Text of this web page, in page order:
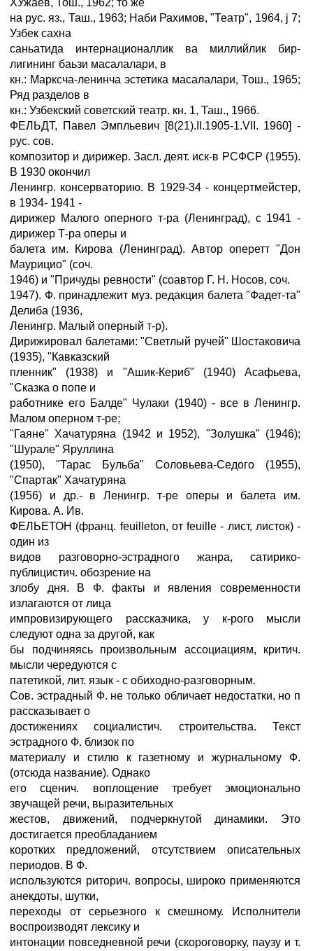
ХУжаев, Тош., 1962; то же
на рус. яз., Таш., 1963; Наби Рахимов, "Театр", 1964, ј 7;
Узбек сахна
саньатида интернационаллик ва миллийлик бир-
лигининг баьзи масалалари, в
кн.: Марксча-ленинча эстетика масалалари, Тош., 1965;
Ряд разделов в
кн.: Узбекский советский театр. кн. 1, Таш., 1966.
ФЕЛЬДТ, Павел Эмпльевич [8(21).II.1905-1.VII. 1960] -
рус. сов.
композитор и дирижер. Засл. деят. иск-в РСФСР (1955).
В 1930 окончил
Ленингр. консерваторию. В 1929-34 - концертмейстер,
в 1934- 1941 -
дирижер Малого оперного т-ра (Ленинград), с 1941 -
дирижер Т-ра оперы и
балета им. Кирова (Ленинград). Автор оперетт "Дон
Маурицио" (соч.
1946) и "Причуды ревности" (соавтор Г. Н. Носов, соч.
1947). Ф. принадлежит муз. редакция балета "Фадет-та"
Делиба (1936,
Ленингр. Малый оперный т-р).
Дирижировал балетами: "Светлый ручей" Шостаковича
(1935), "Кавказский
пленник" (1938) и "Ашик-Кериб" (1940) Асафьева,
"Сказка о попе и
работнике его Балде" Чулаки (1940) - все в Ленингр.
Малом оперном т-ре;
"Гаяне" Хачатуряна (1942 и 1952), "Золушка" (1946);
"Шурале" Яруллина
(1950), "Тарас Бульба" Соловьева-Седого (1955),
"Спартак" Хачатуряна
(1956) и др.- в Ленингр. т-ре оперы и балета им.
Кирова. А. Ив.
ФЕЛЬЕТОН (франц. feuilleton, от feuille - лист, листок) -
один из
видов разговорно-эстрадного жанра, сатирико-
публицистич. обозрение на
злобу дня. В Ф. факты и явления современности
излагаются от лица
импровизирующего рассказчика, у к-рого мысли
следуют одна за другой, как
бы подчиняясь произвольным ассоциациям, критич.
мысли чередуются с
патетикой, лит. язык - с обиходно-разговорным.
Сов. эстрадный Ф. не только обличает недостатки, но п
рассказывает о
достижениях социалистич. строительства. Текст
эстрадного Ф. близок по
материалу и стилю к газетному и журнальному Ф.
(отсюда название). Однако
его сценич. воплощение требует эмоционально
звучащей речи, выразительных
жестов, движений, подчеркнутой динамики. Это
достигается преобладанием
коротких предложений, отсутствием описательных
периодов. В Ф.
используются риторич. вопросы, широко применяются
анекдоты, шутки,
переходы от серьезного к смешному. Исполнители
воспроизводят лексику и
интонации повседневной речи (скороговорку, паузу и т.